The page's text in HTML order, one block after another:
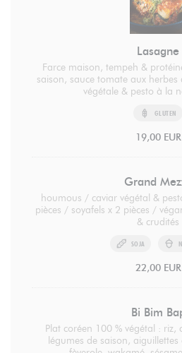
Lasagne
Farce maison, tempeh &
saison, sauce tomate aux herbes
végétale & pesto à la
GLUTEN
19,00 EUR
Grand
houmous / caviar végétal &
pièces / soyafels x 2 pièces /
& crudités
SOJA
22,00 EUR
Bi Bim
Plat coréen 100 % végétal : riz,
légumes de saison,